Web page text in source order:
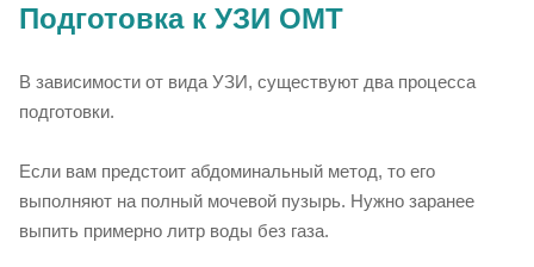
Подготовка к УЗИ ОМТ
В зависимости от вида УЗИ, существуют два процесса
подготовки.
Если вам предстоит абдоминальный метод, то его
выполняют на полный мочевой пузырь. Нужно заранее
выпить примерно литр воды без газа.